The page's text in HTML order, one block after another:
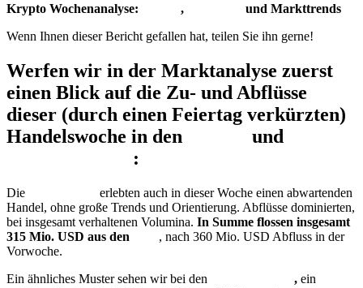
Krypto Wochenanalyse: ,
und Markttrends
Wenn Ihnen dieser Bericht gefallen hat, teilen Sie ihn gerne!
Werfen wir in der Marktanalyse zuerst
einen Blick auf die Zu- und Abflüsse
dieser (durch einen Feiertag verkürzten)
Handelswoche in den
und
:
Die
erlebten auch in dieser Woche einen abwartenden
Handel, ohne große Trends und Orientierung. Abflüsse dominierten,
bei insgesamt verhaltenen Volumina. In Summe flossen insgesamt
315 Mio. USD aus den
, nach 360 Mio. USD Abfluss in der
Vorwoche.
Ein ähnliches Muster sehen wir bei den
, ein